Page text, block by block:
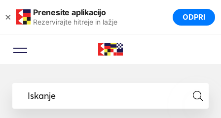
× Prenesite aplikacijo
Rezervirajte hitreje in lažje ODPRI
Iskanje